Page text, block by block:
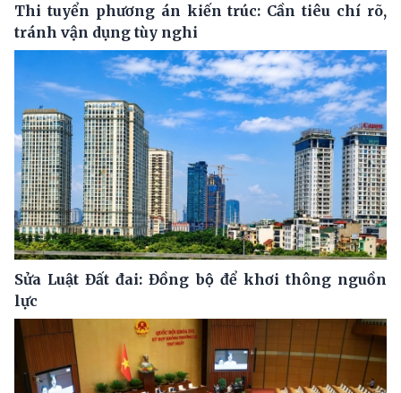
Thi tuyển phương án kiến trúc: Cần tiêu chí rõ,
tránh vận dụng tùy nghi
Sửa Luật Đất đai: Đồng bộ để khơi thông nguồn
lực